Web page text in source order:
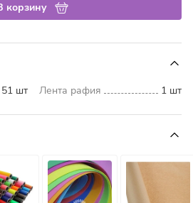
корзину
51 шт Лента рафия 1 шт